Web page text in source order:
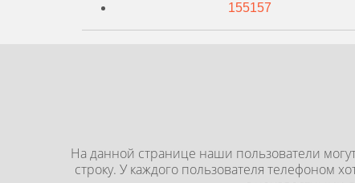
155157
На данной странице наши пользователи
строку. У каждого пользователя телефоном